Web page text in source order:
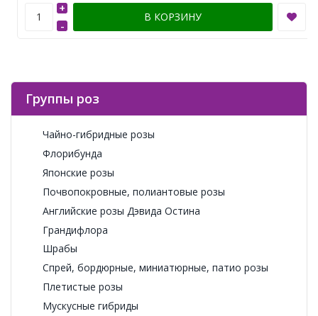
-
+
В КОРЗИНУ
Группы роз
Чайно-гибридные розы
Флорибунда
Японские розы
Почвопокровные, полиантовые розы
Английские розы Дэвида Остина
Грандифлора
Шрабы
Спрей, бордюрные, миниатюрные, патио розы
Плетистые розы
Мускусные гибриды